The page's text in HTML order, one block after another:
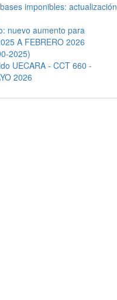
imponibles: actualización
nuevo aumento para
A FEBRERO 2026
2025)
UECARA - CCT 660 -
2026